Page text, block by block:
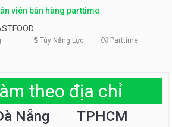
viên bán hàng parttime
Tùy Năng Lực Parttime
theo địa chỉ
Nẵng TPHCM